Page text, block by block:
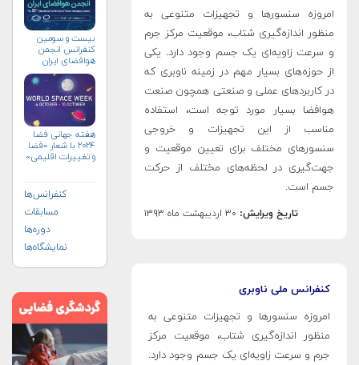
امروزه سنسورها و تجهیزات متنوعی به
منظور اندازه­‌گیری شتاب، موقعیت مرکز جرم
و سرعت زاویه­‌ای یک جسم وجود دارد. یکی
از حوزه­‌های بسیار مهم در زمینه ناوبری که
در کاربردهای عملی و صنعتی همچون صنعت
هوافضا بسیار مورد توجه است، استفاده
مناسب از این تجهیزات و خروجی
سنسورهای مختلف برای تعیین موقعیت و
جهت‌گیری در لحظه­‌های مختلف از حرکت
جسم است.
تاریخ ویرایش: ۳۰ اردیبهشت ماه ۱۳۹۳
کنفرانس ملی ناوبری
امروزه سنسورها و تجهیزات متنوعی به
منظور اندازه­‌گیری شتاب، موقعیت مرکز
جرم و سرعت زاویه­‌ای یک جسم وجود دارد.
بیست و سومین
کنفرانس انجمن
هوافضای ايران
هفته جهانی فضا
۲۰۲۴ با شعار «فضا
و تغییرات اقلیمی»
کنفرانس‌ها
مسابقات
دوره‌ها
نمایشگاه‌ها